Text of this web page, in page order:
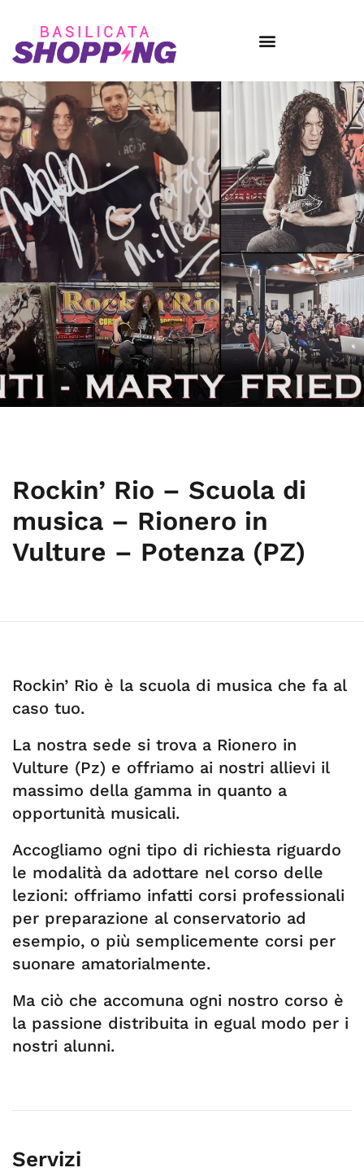
Rockin’ Rio – Scuola di
musica – Rionero in
Vulture – Potenza (PZ)
Rockin’ Rio è la scuola di musica che fa al
caso tuo.
La nostra sede si trova a Rionero in
Vulture (Pz) e offriamo ai nostri allievi il
massimo della gamma in quanto a
opportunità musicali.
Accogliamo ogni tipo di richiesta riguardo
le modalità da adottare nel corso delle
lezioni: offriamo infatti corsi professionali
per preparazione al conservatorio ad
esempio, o più semplicemente corsi per
suonare amatorialmente.
Ma ciò che accomuna ogni nostro corso è
la passione distribuita in egual modo per i
nostri alunni.
Servizi